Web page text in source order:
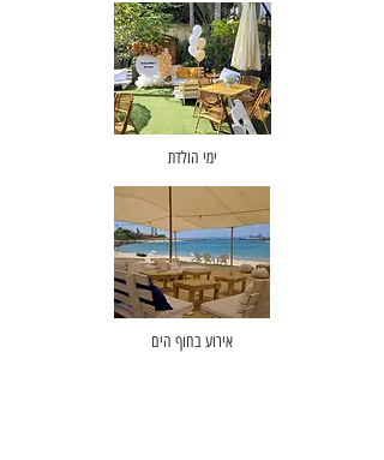
ימי הולדת
אירוע בחוף הים